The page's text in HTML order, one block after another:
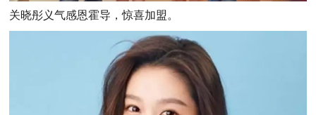
关晓彤义气感恩霍导，惊喜加盟。